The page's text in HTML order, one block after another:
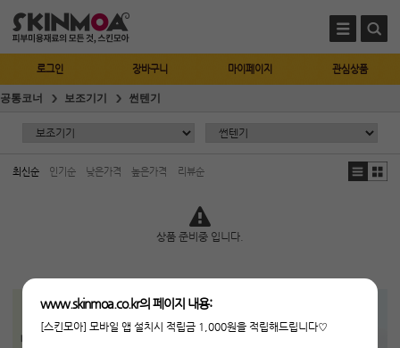
로그인 장바구니 마이페이지 관심상품
공통코너 보조기기 썬텐기
최신순 인기순 낮은가격 높은가격 리뷰순
상품 준비중 입니다.
www.skinmoa.co.kr의 페이지 내용:
[스킨모아] 모바일 앱 설치시 적립금 1,000원을 적립해드립니다♡